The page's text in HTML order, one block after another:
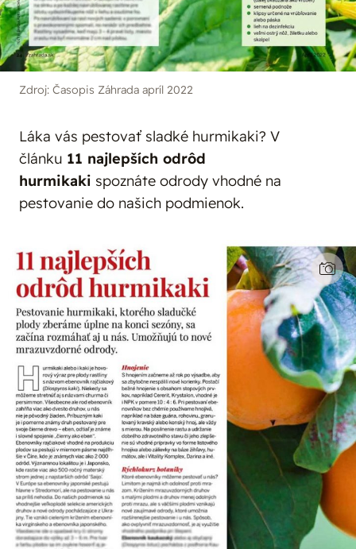
Zdroj: Časopis Záhrada apríl 2022
Láka vás pestovať sladké hurmikaki? V
článku 11 najlepších odrôd
hurmikaki spoznáte odrody vhodné na
pestovanie do našich podmienok.